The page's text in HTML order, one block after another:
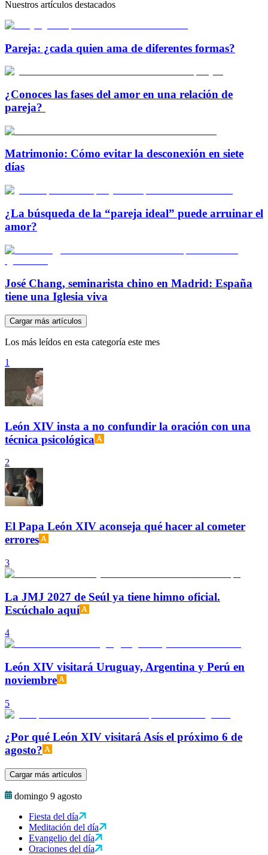
Nuestros artículos destacados
Pareja: ¿cada quien ama de diferentes formas?
¿Conoces las fases del amor en una relación de
pareja?
Matrimonio: Cómo evitar la desconexión en siete
días
¿La búsqueda de la “pareja ideal” puede arruinar el
amor?
José Chang, seminarista chino en Madrid: España
tiene una Iglesia viva
Cargar más artículos
Los más leídos en esta categoría este mes
1
León XIV insta a no confundir la oración con una
técnica psicológica
2
El Papa León XIV aconseja qué hacer al cometer
errores
3
La JMJ 2027 de Seúl ya tiene himno oficial.
Escúchalo aquí
4
León XIV visitará Uruguay, Argentina y Perú en
noviembre
5
¿Por qué León XIV visitará Asís el próximo 6 de
agosto?
Cargar más artículos
domingo 9 agosto
Fiesta del día
Meditación del día
Evangelio del día
Oraciones del día